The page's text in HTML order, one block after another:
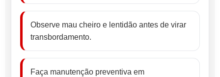
Observe mau cheiro e lentidão antes de virar
transbordamento.
Faça manutenção preventiva em